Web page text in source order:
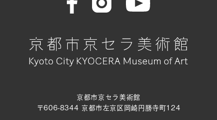
京都市京セラ美術館
〒606-8344 京都市左京区岡崎円勝寺町124